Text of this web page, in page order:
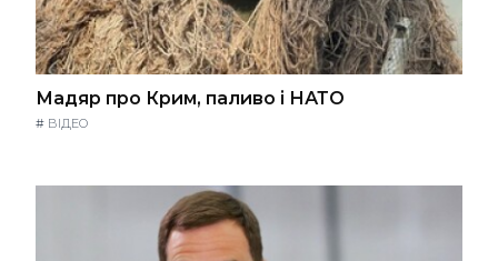
Мадяр про Крим, паливо і НАТО
# ВІДЕО